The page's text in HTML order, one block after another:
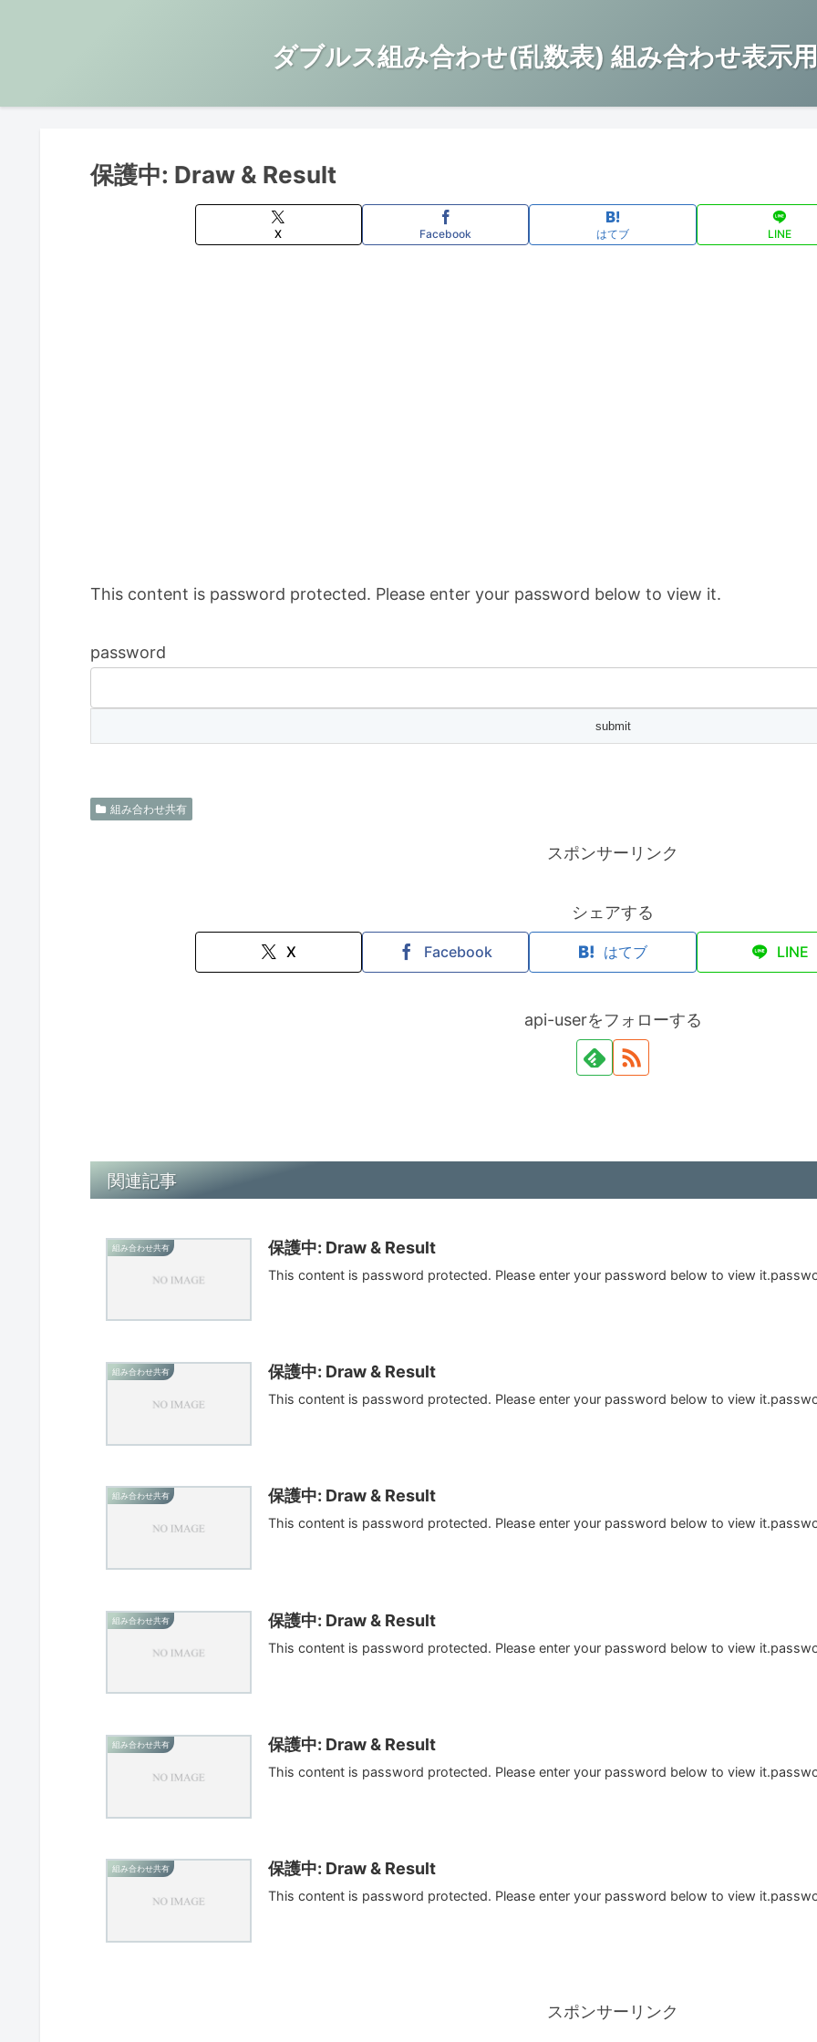
ダブルス組み合わせ(乱数表) 組み合わせ表示
保護中: Draw & Result
X Facebook はてブ LINE
This content is password protected. Please enter your password below to view it.
password
組み合わせ共有
スポンサーリンク
シェアする
X Facebook はてブ LINE
api-userをフォローする
関連記事
組み合わせ共有 保護中: Draw & Result
This content is password protected. Please enter your password below to view
組み合わせ共有 保護中: Draw & Result
This content is password protected. Please enter your password below to view
組み合わせ共有 保護中: Draw & Result
This content is password protected. Please enter your password below to view
組み合わせ共有 保護中: Draw & Result
This content is password protected. Please enter your password below to view
組み合わせ共有 保護中: Draw & Result
This content is password protected. Please enter your password below to view
組み合わせ共有 保護中: Draw & Result
This content is password protected. Please enter your password below to view
スポンサーリンク